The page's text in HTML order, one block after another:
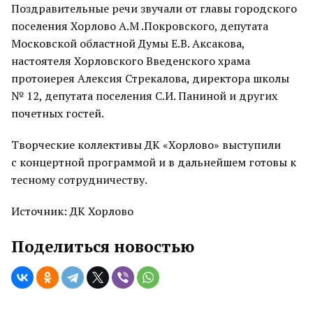
Поздравительные речи звучали от главы городского
поселения Хорлово А.М .Покровского, депутата
Московской областной Думы Е.В. Аксакова,
настоятеля Хорловского Введенского храма
протоиерея Алексия Стрекалова, директора школы
№ 12, депутата поселения С.И. Паниной и других
почетных гостей.
Творческие коллективы ДК «Хорлово» выступили
с концертной программой и в дальнейшем готовы к
тесному сотрудничеству.
Источник: ДК Хорлово
Поделиться новостью